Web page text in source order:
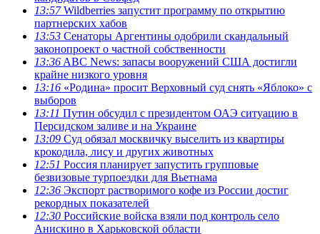
13:57Wildberries запустит программу по открытию
партнерских хабов
13:53 Сенаторы Аргентины одобрили скандальный
законопроект о частной собственности
13:36 ABC News: запасы вооружений США достигли
крайне низкого уровня
13:16 «Родина» просит Верховный суд снять «Яблоко» с
выборов
13:11 Путин обсудил с президентом ОАЭ ситуацию в
Персидском заливе и на Украине
13:09 Суд обязал москвичку выселить из квартиры
крокодила, лису и других животных
12:51 Россия планирует запустить групповые
безвизовые турпоездки для Вьетнама
12:36 Экспорт растворимого кофе из России достиг
рекордных показателей
12:30 Российские войска взяли под контроль село
Анискино в Харьковской области